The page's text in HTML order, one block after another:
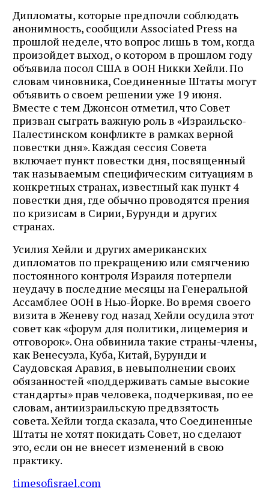
Дипломаты, которые предпочли соблюдать
анонимность, сообщили Associated Press на
прошлой неделе, что вопрос лишь в том, когда
произойдет выход, о котором в прошлом году
объявила посол США в ООН Никки Хейли. По
словам чиновника, Соединенные Штаты могут
объявить о своем решении уже 19 июня.
Вместе с тем Джонсон отметил, что Совет
призван сыграть важную роль в «Израильско-
Палестинском конфликте в рамках верной
повестки дня». Каждая сессия Совета
включает пункт повестки дня, посвященный
так называемым специфическим ситуациям в
конкретных странах, известный как пункт 4
повестки дня, где обычно проводятся прения
по кризисам в Сирии, Бурунди и других
странах.
Усилия Хейли и других американских
дипломатов по прекращению или смягчению
постоянного контроля Израиля потерпели
неудачу в последние месяцы на Генеральной
Ассамблее ООН в Нью-Йорке. Во время своего
визита в Женеву год назад Хейли осудила этот
совет как «форум для политики, лицемерия и
отговорок». Она обвинила такие страны-члены,
как Венесуэла, Куба, Китай, Бурунди и
Саудовская Аравия, в невыполнении своих
обязанностей «поддерживать самые высокие
стандарты» прав человека, подчеркивая, по ее
словам, антиизраильскую предвзятость
совета. Хейли тогда сказала, что Соединенные
Штаты не хотят покидать Совет, но сделают
это, если он не внесет изменений в свою
практику.
timesofisrael.com